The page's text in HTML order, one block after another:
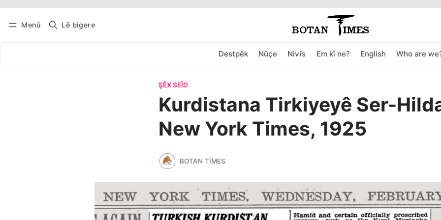
Menû Lê bigere
Destpêk Nûçe Nivîs Em kî ne? English Who are
Têkevê Bûltena belaş bistîne
ŞÊX SEÎD
Kurdistana Tirkiyeyê Ser-
New York Times, 1925
BOTAN TIMES